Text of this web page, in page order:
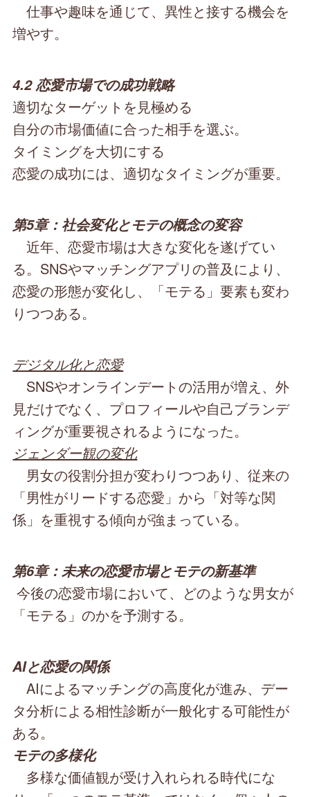
仕事や趣味を通じて、異性と接する機会を
増やす。
4.2 恋愛市場での成功戦略
適切なターゲットを見極める
自分の市場価値に合った相手を選ぶ。
タイミングを大切にする
恋愛の成功には、適切なタイミングが重要。
第5章：社会変化とモテの概念の変容
近年、恋愛市場は大きな変化を遂げてい
る。SNSやマッチングアプリの普及により、
恋愛の形態が変化し、「モテる」要素も変わ
りつつある。
デジタル化と恋愛
SNSやオンラインデートの活用が増え、外
見だけでなく、プロフィールや自己ブランデ
ィングが重要視されるようになった。
ジェンダー観の変化
男女の役割分担が変わりつつあり、従来の
「男性がリードする恋愛」から「対等な関
係」を重視する傾向が強まっている。
第6章：未来の恋愛市場とモテの新基準
今後の恋愛市場において、どのような男女が
「モテる」のかを予測する。
AIと恋愛の関係
AIによるマッチングの高度化が進み、デー
タ分析による相性診断が一般化する可能性が
ある。
モテの多様化
多様な価値観が受け入れられる時代にな